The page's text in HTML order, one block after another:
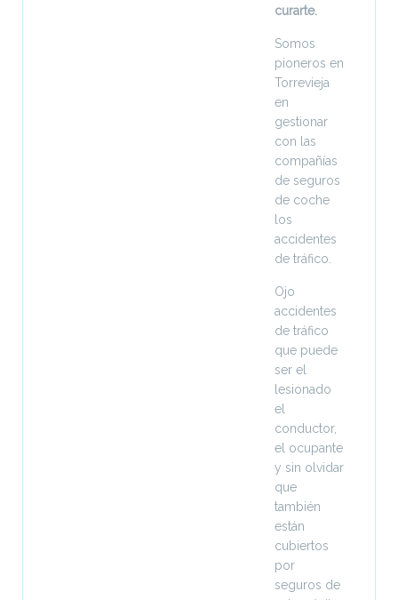
curarte.
Somos
pioneros en
Torrevieja
en
gestionar
con las
compañías
de seguros
de coche
los
accidentes
de tráfico.
Ojo
accidentes
de tráfico
que puede
ser el
lesionado
el
conductor,
el ocupante
y sin olvidar
que
también
están
cubiertos
por
seguros de